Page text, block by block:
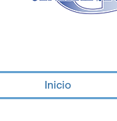
Inicio